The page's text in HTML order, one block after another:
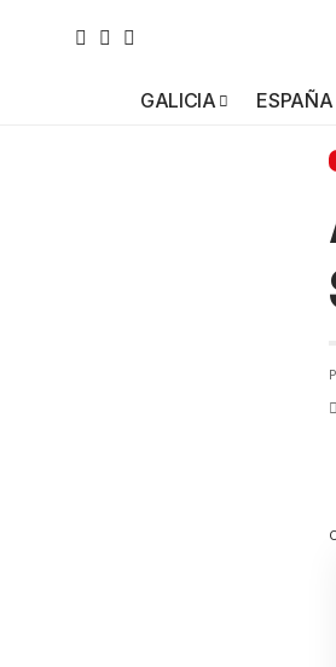
GALICIA ESPAÑA